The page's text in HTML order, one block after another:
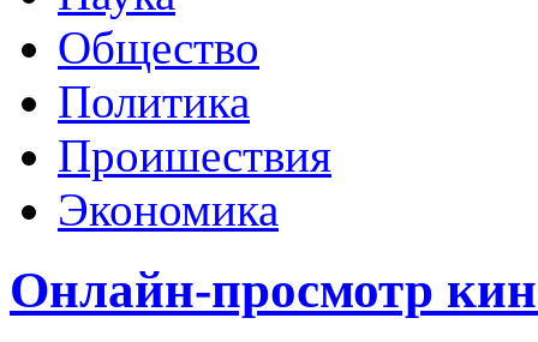
Общество
Политика
Проишествия
Экономика
Онлайн-просмотр